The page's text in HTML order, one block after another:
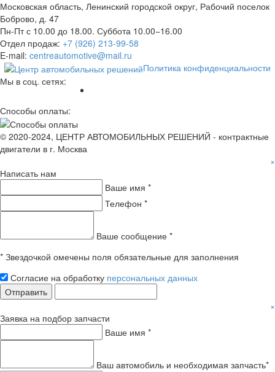
Московская область, Ленинский городской округ, Рабочий поселок
Боброво, д. 47
Пн-Пт с 10.00 до 18.00. Суббота 10.00−16.00
Отдел продаж: +7 (926) 213-99-58
E-mail: centreautomotive@mail.ru
Политика конфиденциальности
Мы в соц. сетях:
Способы оплаты:
© 2020-2024, ЦЕНТР АВТОМОБИЛЬНЫХ РЕШЕНИЙ - контрактные
двигатели в г. Москва
×
Написать нам
Ваше имя *
Телефон *
Ваше сообщение *
* Звездочкой омечены поля обязательные для заполнения
Согласие на обработку персональных данных
Отправить
×
Заявка на подбор запчасти
Ваше имя *
Ваш автомобиль и необходимая запчасть*